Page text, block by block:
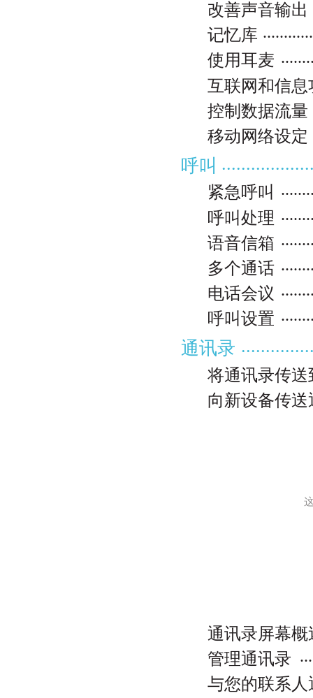
改善声音输出
记忆库
使用耳麦
互联网和信息
控制数据流量
移动网络设定
呼叫
紧急呼叫
呼叫处理
语音信箱
多个通话
电话会议
呼叫设置
通讯录
将通讯录传送
向新设备传送
通讯录屏幕概
管理通讯录
与您的联系人